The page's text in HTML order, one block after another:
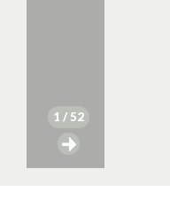
1 / 52